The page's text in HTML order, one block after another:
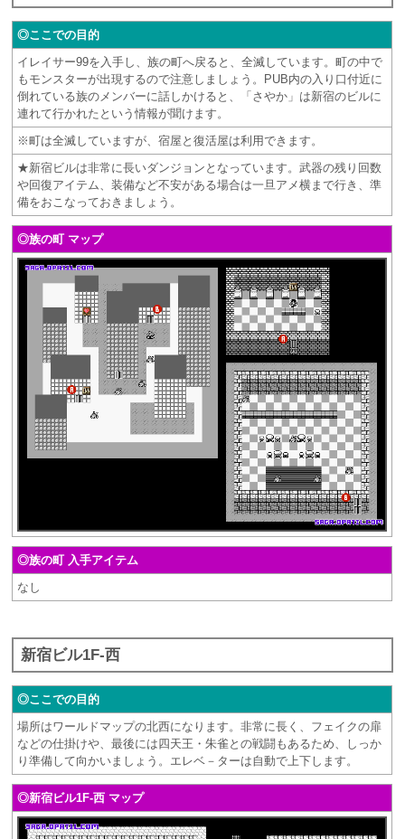
◎ここでの目的
イレイサー99を入手し、族の町へ戻ると、全滅しています。町の中で
もモンスターが出現するので注意しましょう。PUB内の入り口付近に
倒れている族のメンバーに話しかけると、「さやか」は新宿のビルに
連れて行かれたという情報が聞けます。
※町は全滅していますが、宿屋と復活屋は利用できます。
★新宿ビルは非常に長いダンジョンとなっています。武器の残り回数
や回復アイテム、装備など不安がある場合は一旦アメ横まで行き、準
備をおこなっておきましょう。
◎族の町 マップ
◎族の町 入手アイテム
なし
新宿ビル1F-西
◎ここでの目的
場所はワールドマップの北西になります。非常に長く、フェイクの扉
などの仕掛けや、最後には四天王・朱雀との戦闘もあるため、しっか
り準備して向かいましょう。エレベ－ターは自動で上下します。
◎新宿ビル1F-西 マップ